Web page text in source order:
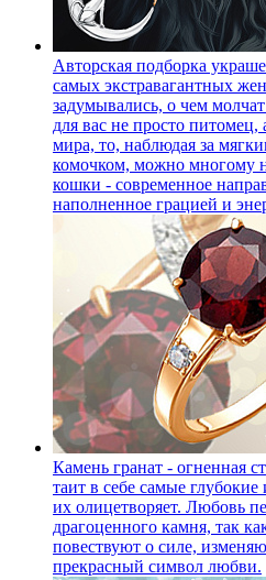
Авторская подборка
самых экстравагантных
задумывались, о чем
для вас не просто
мира, то, наблюдая за
комочком, можно многому
кошки - современное
наполненное грацией и
Камень гранат - огненная
таит в себе самые
их олицетворяет. Любовь
драгоценного камня, так
повествуют о силе,
прекрасный символ любви.